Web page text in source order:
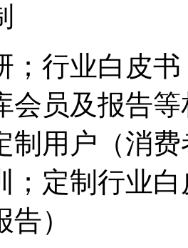
；行业白皮
会员及报告
制用户（消
；定制行业
告）